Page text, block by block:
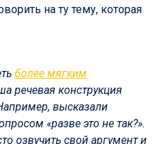
на ту тему, которая
более мягким
речевая конструкция
высказали
«разве это не так?».
озвучить свой аргумент и